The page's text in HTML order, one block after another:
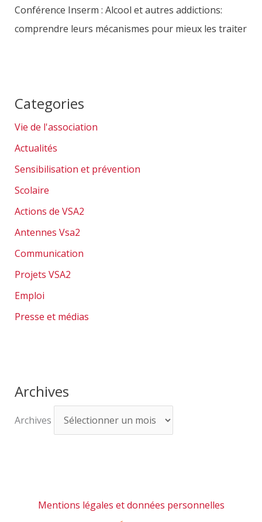
Conférence Inserm : Alcool et autres addictions:
comprendre leurs mécanismes pour mieux les traiter
Categories
Vie de l'association
Actualités
Sensibilisation et prévention
Scolaire
Actions de VSA2
Antennes Vsa2
Communication
Projets VSA2
Emploi
Presse et médias
Archives
Archives
Mentions légales et données personnelles